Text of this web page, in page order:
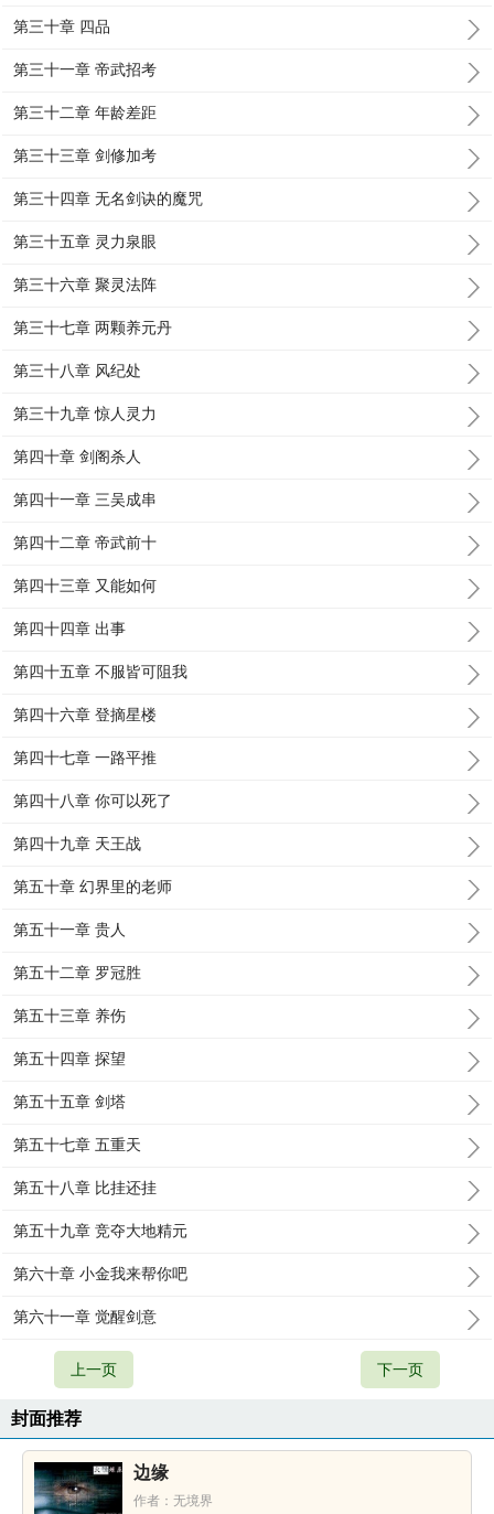
第三十章 四品
第三十一章 帝武招考
第三十二章 年龄差距
第三十三章 剑修加考
第三十四章 无名剑诀的魔咒
第三十五章 灵力泉眼
第三十六章 聚灵法阵
第三十七章 两颗养元丹
第三十八章 风纪处
第三十九章 惊人灵力
第四十章 剑阁杀人
第四十一章 三吴成串
第四十二章 帝武前十
第四十三章 又能如何
第四十四章 出事
第四十五章 不服皆可阻我
第四十六章 登摘星楼
第四十七章 一路平推
第四十八章 你可以死了
第四十九章 天王战
第五十章 幻界里的老师
第五十一章 贵人
第五十二章 罗冠胜
第五十三章 养伤
第五十四章 探望
第五十五章 剑塔
第五十七章 五重天
第五十八章 比挂还挂
第五十九章 竞夺大地精元
第六十章 小金我来帮你吧
第六十一章 觉醒剑意
上一页 下一页
封面推荐
边缘
作者：无境界